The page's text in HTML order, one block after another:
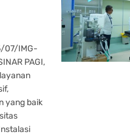
07/IMG-
PAGI,
yang baik